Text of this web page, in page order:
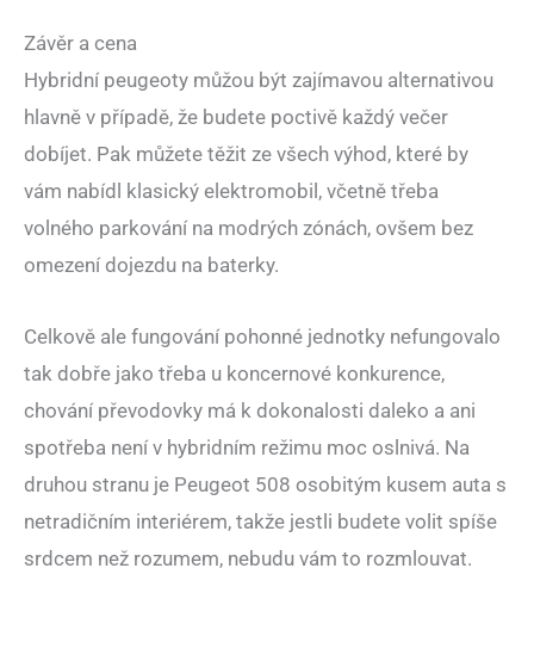
Závěr a cena
Hybridní peugeoty můžou být zajímavou alternativou
hlavně v případě, že budete poctivě každý večer
dobíjet. Pak můžete těžit ze všech výhod, které by
vám nabídl klasický elektromobil, včetně třeba
volného parkování na modrých zónách, ovšem bez
omezení dojezdu na baterky.
Celkově ale fungování pohonné jednotky nefungovalo
tak dobře jako třeba u koncernové konkurence,
chování převodovky má k dokonalosti daleko a ani
spotřeba není v hybridním režimu moc oslnivá. Na
druhou stranu je Peugeot 508 osobitým kusem auta s
netradičním interiérem, takže jestli budete volit spíše
srdcem než rozumem, nebudu vám to rozmlouvat.